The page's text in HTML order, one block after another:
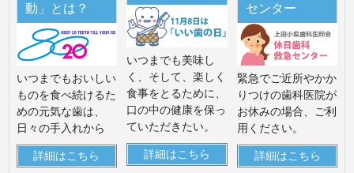
動」とは？
いつまでもおいしい
ものを食べ続けるた
めの元気な歯は、
日々の手入れから
詳細はこちら
いつまでも美味し
く、そして、楽しく
食事をとるために、
口の中の健康を保っ
ていただきたい。
詳細はこちら
センター
緊急でご近所やかか
りつけの歯科医院が
お休みの場合、ご利
用ください。
詳細はこちら